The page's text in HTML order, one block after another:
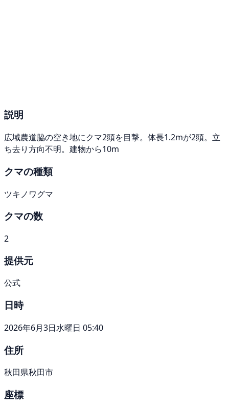
説明
広域農道脇の空き地にクマ2頭を目撃。体長1.2mが2頭。立
ち去り方向不明。建物から10m
クマの種類
ツキノワグマ
クマの数
2
提供元
公式
日時
2026年6月3日水曜日 05:40
住所
秋田県秋田市
座標